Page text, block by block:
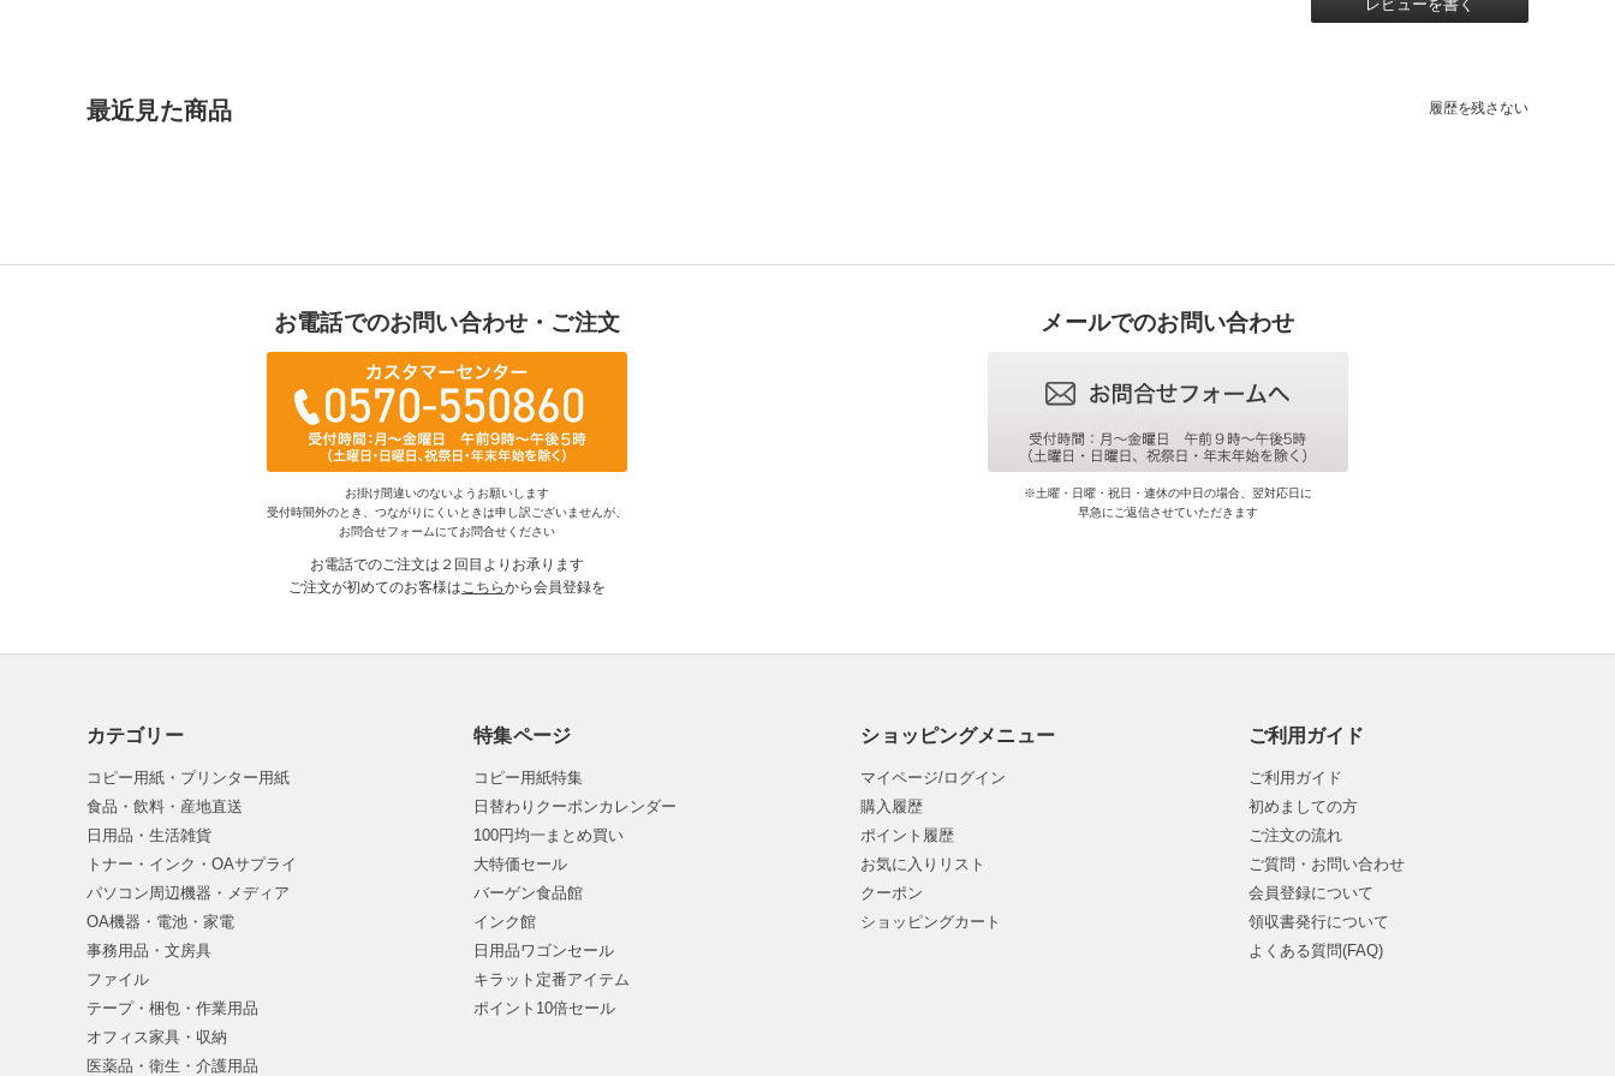
レビューを書く
最近見た商品 履歴を残さない
お電話でのお問い合わせ・ご注文
お掛け間違いのないようお願いします
受付時間外のとき、つながりにくいときは申し訳ございませんが、
お問合せフォームにてお問合せください
お電話でのご注文は２回目よりお承ります
ご注文が初めてのお客様はこちらから会員登録を
メールでのお問い合わせ
※土曜・日曜・祝日・連休の中日の場合、翌対応日に
早急にご返信させていただきます
カテゴリー
コピー用紙・プリンター用紙
食品・飲料・産地直送
日用品・生活雑貨
トナー・インク・OAサプライ
パソコン周辺機器・メディア
OA機器・電池・家電
事務用品・文房具
ファイル
テープ・梱包・作業用品
オフィス家具・収納
医薬品・衛生・介護用品
特集ページ
コピー用紙特集
日替わりクーポンカレンダー
100円均一まとめ買い
大特価セール
バーゲン食品館
インク館
日用品ワゴンセール
キラット定番アイテム
ポイント10倍セール
ショッピングメニュー
マイページ/ログイン
購入履歴
ポイント履歴
お気に入りリスト
クーポン
ショッピングカート
ご利用ガイド
ご利用ガイド
初めましての方
ご注文の流れ
ご質問・お問い合わせ
会員登録について
領収書発行について
よくある質問(FAQ)